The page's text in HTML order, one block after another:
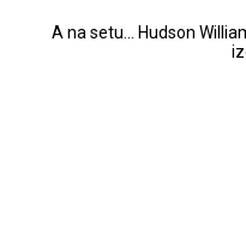
A na setu... Hudson